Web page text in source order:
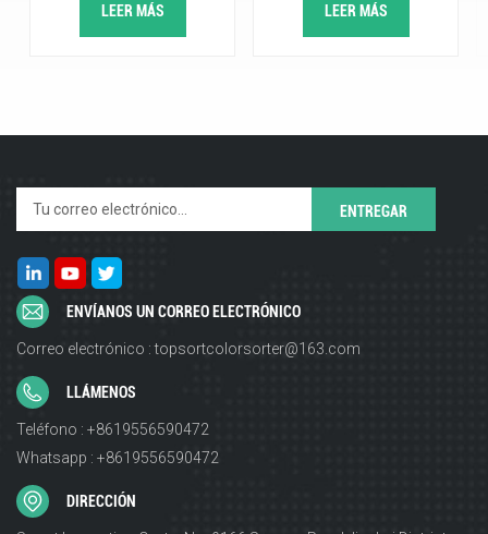
LEER MÁS LEER MÁS
ENVÍANOS UN CORREO ELECTRÓNICO
Correo electrónico : topsortcolorsorter@163.com
LLÁMENOS
Teléfono : +8619556590472
Whatsapp : +8619556590472
DIRECCIÓN